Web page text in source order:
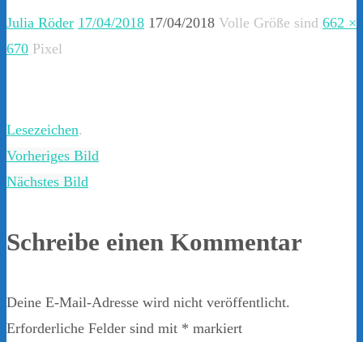
Julia Röder 17/04/2018 17/04/2018 Volle Größe sind 662 ×
670 Pixel
Lesezeichen.
Vorheriges Bild
Nächstes Bild
Schreibe einen Kommentar
Deine E-Mail-Adresse wird nicht veröffentlicht.
Erforderliche Felder sind mit * markiert